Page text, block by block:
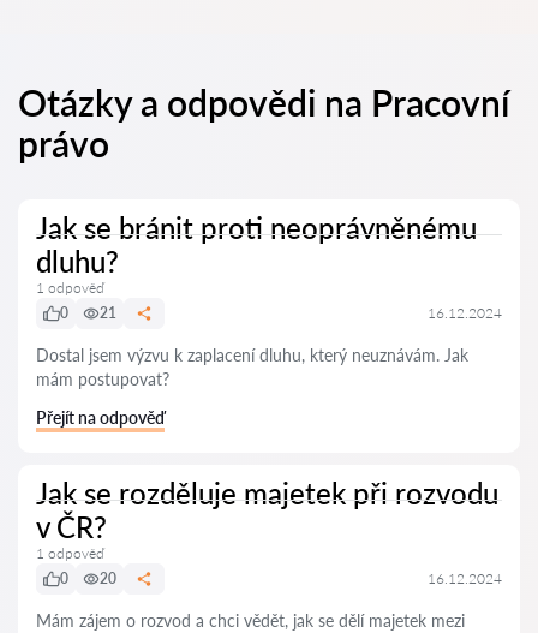
Otázky a odpovědi na Pracovní
právo
Jak se bránit proti neoprávněnému
dluhu?
1 odpověď
0
21 16.12.2024
Dostal jsem výzvu k zaplacení dluhu, který neuznávám. Jak
mám postupovat?
Přejít na odpověď
Jak se rozděluje majetek při rozvodu
v ČR?
1 odpověď
0
20 16.12.2024
Mám zájem o rozvod a chci vědět, jak se dělí majetek mezi